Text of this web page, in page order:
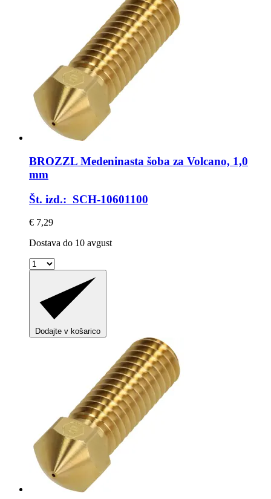
BROZZL Medeninasta šoba za Volcano, 1,0
mm
Št. izd.: SCH-10601100
€ 7,29
Dostava do 10 avgust
Dodajte v košarico